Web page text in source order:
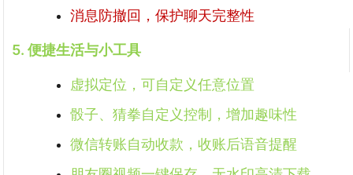
消息防撤回，保护聊天完整性
5. 便捷生活与小工具
虚拟定位，可自定义任意位置
骰子、猜拳自定义控制，增加趣味性
微信转账自动收款，收账后语音提醒